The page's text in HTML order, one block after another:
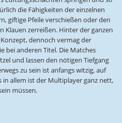
die Fähigkeiten der einzelnen
giftige Pfeile verschießen oder den
Klauen zerreißen. Hinter der ganzen
dennoch vermag der
bei anderen Titel. Die Matches
und lassen den nötigen Tiefgang
zu sein ist anfangs witzig, auf
in allem ist der Multiplayer ganz nett,
müssen.